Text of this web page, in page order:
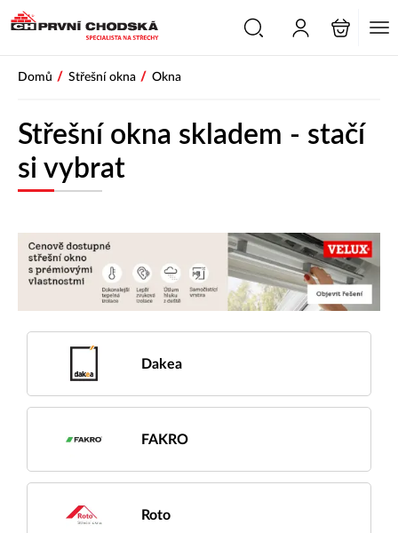
Domů / Střešní okna / Okna
Střešní okna skladem - stačí
si vybrat
Dakea
FAKRO
Roto